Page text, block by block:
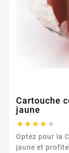
Cartouche
jaune
    
Optez pour la Cartouche compatible CANON CLI-521
jaune et profitez d’une solution fiable pour vos